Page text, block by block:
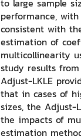
to large sample
performance,
consistent with
estimation of
multicollinearity
study results
Adjust-LKLE
that in cases of
sizes, the
the impacts of
estimation